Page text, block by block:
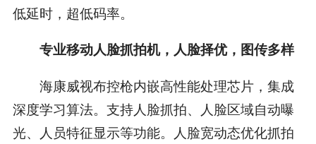
低延时，超低码率。
专业移动人脸抓拍机，人脸择优，图传多样
海康威视布控枪内嵌高性能处理芯片，集成
深度学习算法。支持人脸抓拍、人脸区域自动曝
光、人员特征显示等功能。人脸宽动态优化抓拍